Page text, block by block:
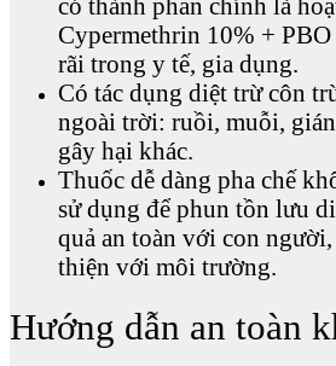
có thành phần chính là
Cypermethrin 10% +
rãi trong y tế, gia dụng.
Có tác dụng diệt trừ côn
ngoài trời: ruồi, muỗi,
gây hại khác.
Thuốc dễ dàng pha chế
sử dụng để phun tồn lưu
quả an toàn với con
thiện với môi trường.
Hướng dẫn an toàn